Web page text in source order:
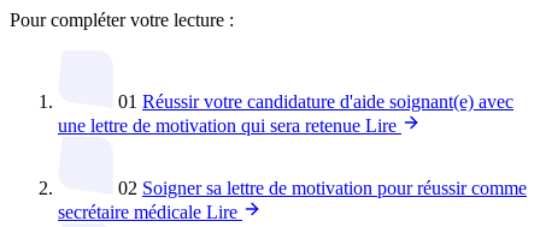
Pour compléter votre lecture :
01 Réussir votre candidature d'aide soignant(e) avec
une lettre de motivation qui sera retenue Lire
02 Soigner sa lettre de motivation pour réussir comme
secrétaire médicale Lire